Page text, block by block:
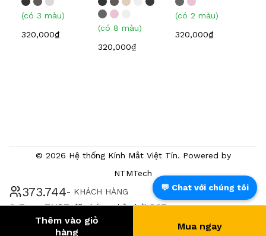
(có 3 màu)
320,000₫
(có 8 màu)
320,000₫
(có 2 màu)
320,000₫
💬 Chat với chúng tôi
© 2026 Hệ thống Kính Mắt Việt Tín. Powered by
NTMTech
392.168- KHÁCH HÀNG
® Trang TMĐT đã chứng nhận bởi BCT
Thêm vào giỏ
hàng
Mua ngay